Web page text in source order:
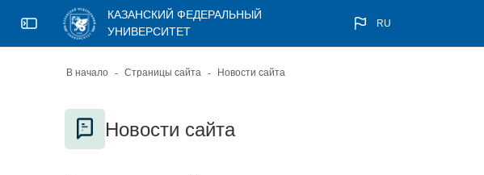
Skip to sidebar navigation menu
Skip to page footer
Перейти к основному содержанию
Откройте боковую панель
КАЗАНСКИЙ ФЕДЕРАЛЬНЫЙ
УНИВЕРСИТЕТ
RU
В начало Страницы сайта Новости сайта
БлокиНовости сайта